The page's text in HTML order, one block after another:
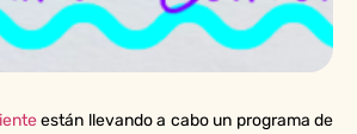
están llevando a cabo un programa de